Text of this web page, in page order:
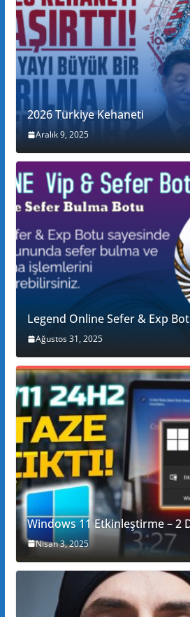
2026 Türkiye Kehaneti
Aralık 9, 2025
Legend Online Sefer & Exp
Ağustos 31, 2025
Windows 11 Etkinleştirme – 2
Nisan 3, 2025